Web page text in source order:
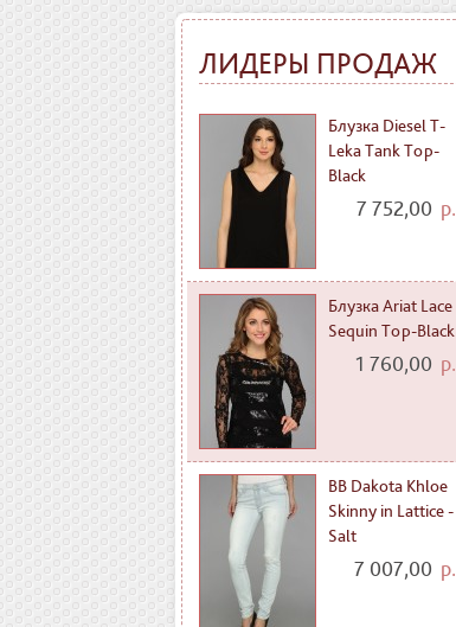
ЛИДЕРЫ ПРОДАЖ
Блузка Diesel T-
Leka Tank Top-
Black
7 752,00 р.
Блузка Ariat Lace
Sequin Top-Black
1 760,00 р.
BB Dakota Khloe
Skinny in Lattice -
Salt
7 007,00 р.